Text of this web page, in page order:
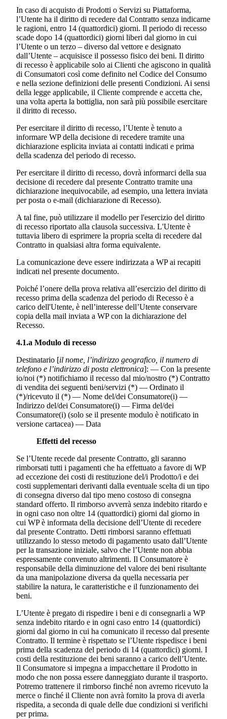
In caso di acquisto di Prodotti o Servizi su Piattaforma,
l’Utente ha il diritto di recedere dal Contratto senza indicarne
le ragioni, entro 14 (quattordici) giorni. Il periodo di recesso
scade dopo 14 (quattordici) giorni liberi dal giorno in cui
l’Utente o un terzo – diverso dal vettore e designato
dall’Utente – acquisisce il possesso fisico dei beni. Il diritto
di recesso è applicabile solo ai Clienti che agiscono in qualità
di Consumatori così come definito nel Codice del Consumo
e nella sezione definizioni delle presenti Condizioni. Ai sensi
della legge applicabile, il Cliente comprende e accetta che,
una volta aperta la bottiglia, non sarà più possibile esercitare
il diritto di recesso.
Per esercitare il diritto di recesso, l’Utente è tenuto a
informare WP della decisione di recedere tramite una
dichiarazione esplicita inviata ai contatti indicati e prima
della scadenza del periodo di recesso.
Per esercitare il diritto di recesso, dovrà informarci della sua
decisione di recedere dal presente Contratto tramite una
dichiarazione inequivocabile, ad esempio, una lettera inviata
per posta o e-mail (dichiarazione di Recesso).
A tal fine, può utilizzare il modello per l'esercizio del diritto
di recesso riportato alla clausola successiva. L'Utente è
tuttavia libero di esprimere la propria scelta di recedere dal
Contratto in qualsiasi altra forma equivalente.
La comunicazione deve essere indirizzata a WP ai recapiti
indicati nel presente documento.
Poiché l’onere della prova relativa all’esercizio del diritto di
recesso prima della scadenza del periodo di Recesso è a
carico dell'Utente, è nell’interesse dell’Utente conservare
copia della mail inviata a WP con la dichiarazione del
Recesso.
4.1.a Modulo di recesso
Destinatario [il nome, l’indirizzo geografico, il numero di
telefono e l’indirizzo di posta elettronica]: — Con la presente
io/noi (*) notifichiamo il recesso dal mio/nostro (*) Contratto
di vendita dei seguenti beni/servizi (*) — Ordinato il
(*)/ricevuto il (*) — Nome del/dei Consumatore(i) —
Indirizzo del/dei Consumatore(i) — Firma del/dei
Consumatore(i) (solo se il presente modulo è notificato in
versione cartacea) — Data
Effetti del recesso
Se l’Utente recede dal presente Contratto, gli saranno
rimborsati tutti i pagamenti che ha effettuato a favore di WP
ad eccezione dei costi di restituzione del/i Prodotto/i e dei
costi supplementari derivanti dalla eventuale scelta di un tipo
di consegna diverso dal tipo meno costoso di consegna
standard offerto. Il rimborso avverrà senza indebito ritardo e
in ogni caso non oltre 14 (quattordici) giorni dal giorno in
cui WP è informata della decisione dell’Utente di recedere
dal presente Contratto. Detti rimborsi saranno effettuati
utilizzando lo stesso metodo di pagamento usato dall’Utente
per la transazione iniziale, salvo che l’Utente non abbia
espressamente convenuto altrimenti. Il Consumatore è
responsabile della diminuzione del valore dei beni risultante
da una manipolazione diversa da quella necessaria per
stabilire la natura, le caratteristiche e il funzionamento dei
beni.
L’Utente è pregato di rispedire i beni e di consegnarli a WP
senza indebito ritardo e in ogni caso entro 14 (quattordici)
giorni dal giorno in cui ha comunicato il recesso dal presente
Contratto. Il termine è rispettato se l’Utente rispedisce i beni
prima della scadenza del periodo di 14 (quattordici) giorni. I
costi della restituzione dei beni saranno a carico dell’Utente.
Il Consumatore si impegna a impacchettare il Prodotto in
modo che non possa essere danneggiato durante il trasporto.
Potremo trattenere il rimborso finché non avremo ricevuto la
merce o finché il Cliente non avrà fornito la prova di averla
rispedita, a seconda di quale delle due condizioni si verifichi
per prima.